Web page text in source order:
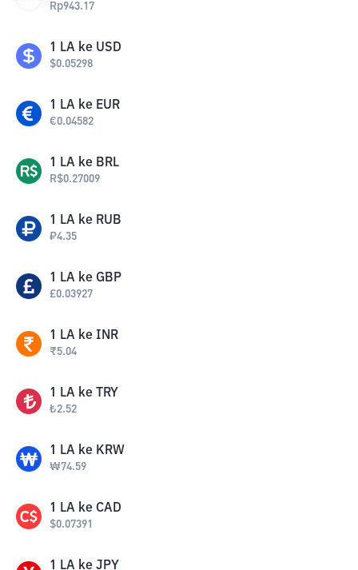
Rp943.17
1 LA ke USD
$0.05298
1 LA ke EUR
€0.04582
1 LA ke BRL
R$0.27009
1 LA ke RUB
₽4.35
1 LA ke GBP
£0.03927
1 LA ke INR
₹5.04
1 LA ke TRY
₺2.52
1 LA ke KRW
₩74.59
1 LA ke CAD
$0.07391
1 LA ke JPY